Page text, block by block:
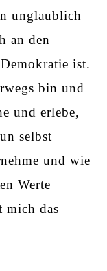
unglaublich
an den
ist.
bin und
und erlebe,
selbst
und wie
Werte
mich das